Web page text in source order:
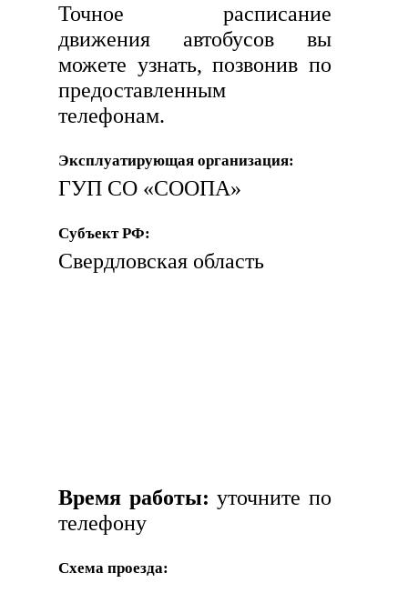
Точное расписание
движения автобусов вы
можете узнать, позвонив по
предоставленным
телефонам.
Эксплуатирующая организация:
ГУП СО «СООПА»
Субъект РФ:
Свердловская область
Время работы: уточните по
телефону
Схема проезда: